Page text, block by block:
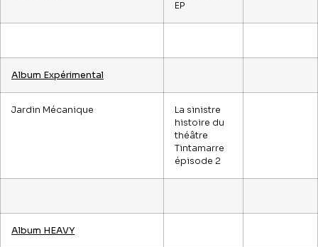
EP
Album Expérimental
Jardin Mécanique
La sinistre
histoire du
théâtre
Tintamarre
épisode 2
Album HEAVY